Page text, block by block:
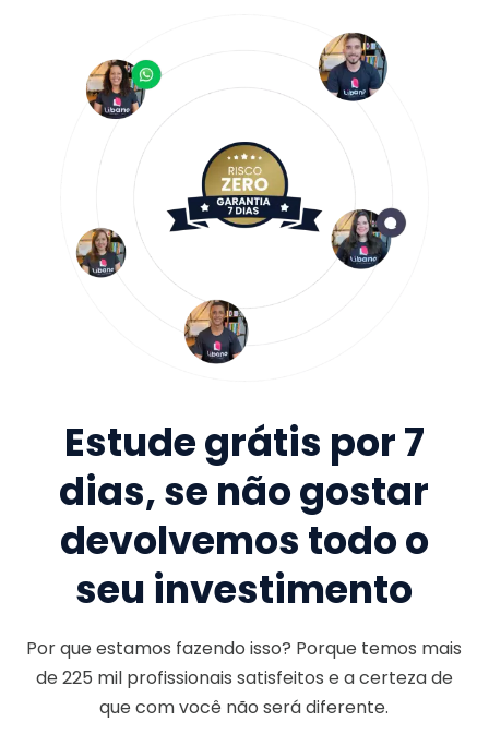
Estude grátis por 7
dias, se não gostar
devolvemos todo o
seu investimento
Por que estamos fazendo isso? Porque temos mais
de225 milprofissionais satisfeitos e a certeza de
que com você não será diferente.